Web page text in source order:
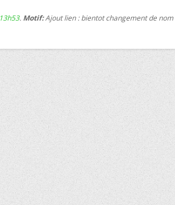
13h53. Motif:Ajout lien : bientot changement de nom